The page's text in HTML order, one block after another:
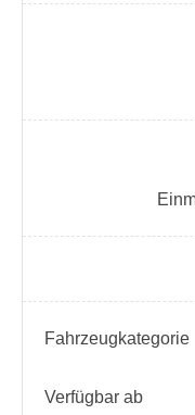
Fahrzeugkategorie
Verfügbar ab